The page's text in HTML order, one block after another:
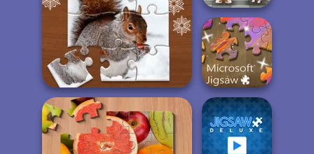
Jigsaw Puzzle XMas
Valentine Day
Jigsaw
Microsoft Jigsaw